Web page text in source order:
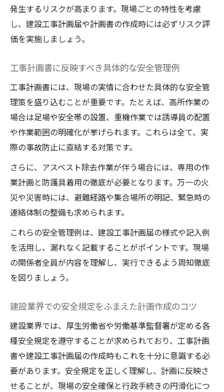
発生するリスクが高まります。現場ごとの特性を考慮
し、建設工事計画届や計画書の作成時には必ずリスク評
価を実施しましょう。
工事計画書に反映すべき具体的な安全管理例
工事計画書には、現場の実情に合わせた具体的な安全管
理策を盛り込むことが重要です。たとえば、高所作業の
場合は足場や安全帯の設置、重機作業では誘導員の配置
や作業範囲の明確化が挙げられます。これらは全て、実
際の事故防止に直結する対策です。
さらに、アスベスト除去作業が伴う場合には、専用の作
業計画と防護具着用の徹底が必要となります。万一の火
災や災害時には、避難経路や集合場所の明記、緊急時の
連絡体制の整備も求められます。
これらの安全管理例は、建設工事計画届の様式や記入例
を活用し、漏れなく記載することがポイントです。現場
の関係者全員が内容を理解し、実行できるよう周知徹底
を図りましょう。
建設業界での安全規定をふまえた計画作成のコツ
建設業界では、厚生労働省や労働基準監督署が定める各
種安全規定を遵守することが求められており、工事計画
書や建設工事計画届の作成時もこれを十分に意識する必
要があります。安全規定を正しく理解し、計画に反映さ
せることが、現場の安全確保と行政手続きの円滑化につ